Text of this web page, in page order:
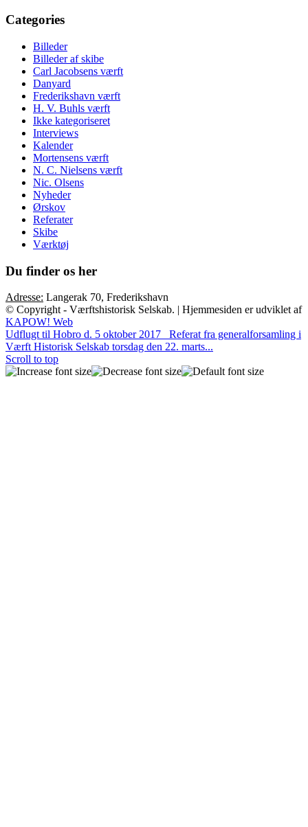
Categories
Billeder
Billeder af skibe
Carl Jacobsens værft
Danyard
Frederikshavn værft
H. V. Buhls værft
Ikke kategoriseret
Interviews
Kalender
Mortensens værft
N. C. Nielsens værft
Nic. Olsens
Nyheder
Ørskov
Referater
Skibe
Værktøj
Du finder os her
Adresse: Langerak 70, Frederikshavn
© Copyright - Værftshistorisk Selskab. | Hjemmesiden er udviklet af
KAPOW! Web
Udflugt til Hobro d. 5 oktober 2017
Referat fra generalforsamling i
Værft Historisk Selskab torsdag den 22. marts...
Scroll to top